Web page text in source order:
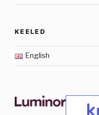
KEELED
English